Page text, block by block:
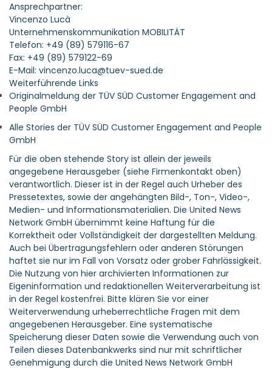
Ansprechpartner:
Vincenzo Lucà
Unternehmenskommunikation MOBILITÄT
Telefon: +49 (89) 579116-67
Fax: +49 (89) 579122-69
E-Mail: vincenzo.luca@tuev-sued.de
Weiterführende Links
Originalmeldung der TÜV SÜD Customer Engagement and
People GmbH
Alle Stories der TÜV SÜD Customer Engagement and People
GmbH
Für die oben stehende Story ist allein der jeweils
angegebene Herausgeber (siehe Firmenkontakt oben)
verantwortlich. Dieser ist in der Regel auch Urheber des
Pressetextes, sowie der angehängten Bild-, Ton-, Video-,
Medien- und Informationsmaterialien. Die United News
Network GmbH übernimmt keine Haftung für die
Korrektheit oder Vollständigkeit der dargestellten Meldung.
Auch bei Übertragungsfehlern oder anderen Störungen
haftet sie nur im Fall von Vorsatz oder grober Fahrlässigkeit.
Die Nutzung von hier archivierten Informationen zur
Eigeninformation und redaktionellen Weiterverarbeitung ist
in der Regel kostenfrei. Bitte klären Sie vor einer
Weiterverwendung urheberrechtliche Fragen mit dem
angegebenen Herausgeber. Eine systematische
Speicherung dieser Daten sowie die Verwendung auch von
Teilen dieses Datenbankwerks sind nur mit schriftlicher
Genehmigung durch die United News Network GmbH